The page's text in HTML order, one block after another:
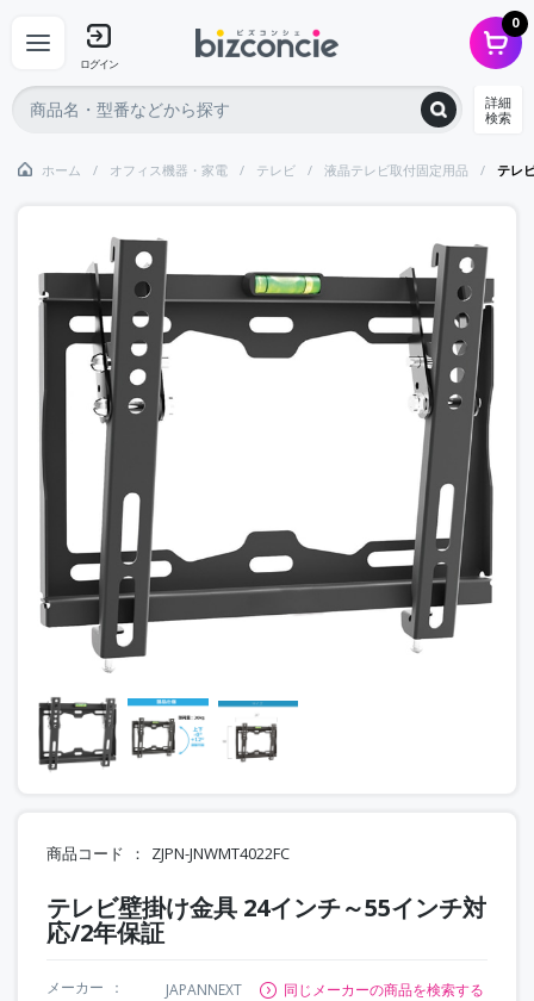
ログイン
0
詳細
検索
ホーム オフィス機器・家電 テレビ 液晶テレビ取付固定用品 テレ
商品コード ZJPN-JNWMT4022FC
テレビ壁掛け金具 24インチ～55インチ対
応/2年保証
メーカー JAPANNEXT
同じメーカーの商品を検索する